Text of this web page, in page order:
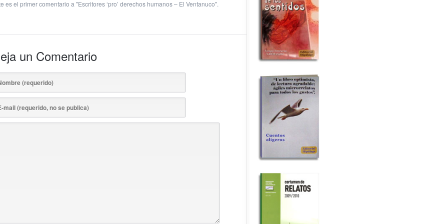
es el primer comentario a "Escritores ‘pro’ derechos humanos – El Ventanuco".
un Comentario